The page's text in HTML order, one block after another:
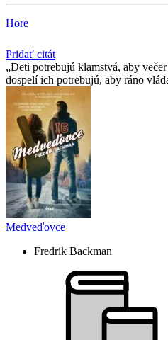
Hore
Pridať citát
Deti potrebujú klamstvá, aby
dospelí ich potrebujú, aby ráno
Medveďovce
Fredrik Backman